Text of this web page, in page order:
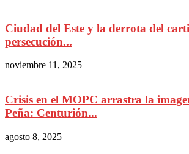
Ciudad del Este y la derrota del
persecución...
noviembre 11, 2025
Crisis en el MOPC arrastra la
Peña: Centurión...
agosto 8, 2025